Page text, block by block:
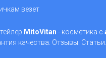
везет
MitoVitan - косметика с
качества. Отзывы.